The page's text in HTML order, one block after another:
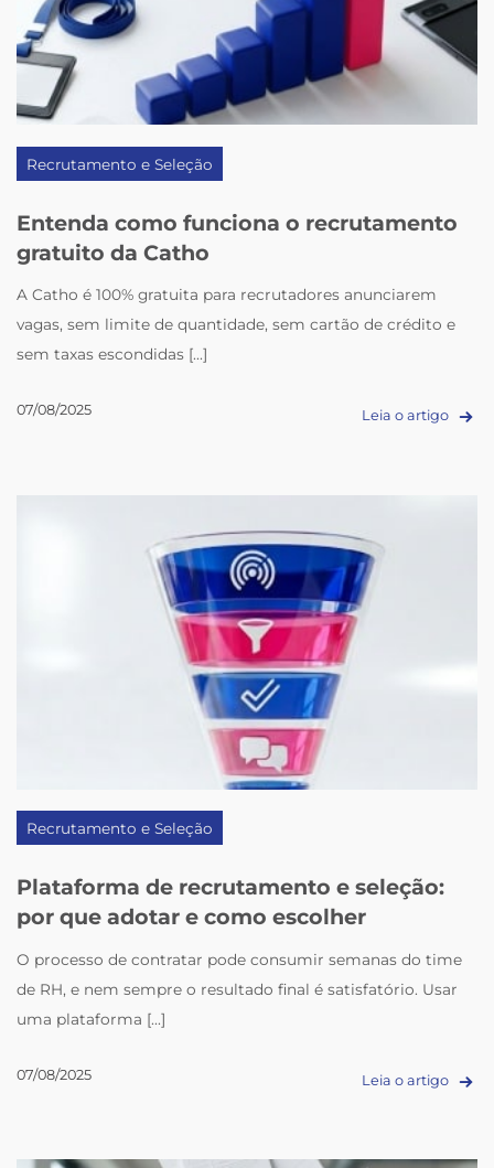
Recrutamento e Seleção
Entenda como funciona o recrutamento
gratuito da Catho
A Catho é 100% gratuita para recrutadores anunciarem
vagas, sem limite de quantidade, sem cartão de crédito e
sem taxas escondidas [...]
07/08/2025 Leia o artigo
Recrutamento e Seleção
Plataforma de recrutamento e seleção:
por que adotar e como escolher
O processo de contratar pode consumir semanas do time
de RH, e nem sempre o resultado final é satisfatório. Usar
uma plataforma [...]
07/08/2025 Leia o artigo